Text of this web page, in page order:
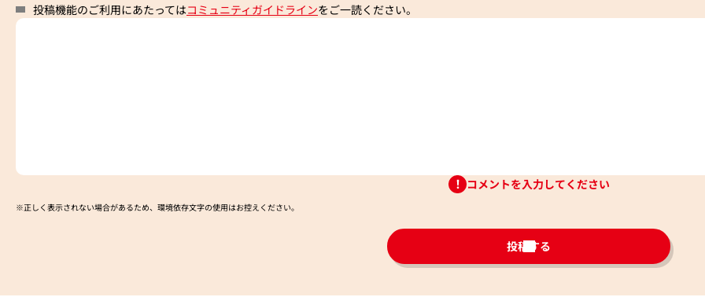
投稿機能のご利用にあたってはコミュニティガイドラインをご一読ください。
コメントを入力してください
※正しく表示されない場合があるため、環境依存文字の使用はお控えください。​
投稿する